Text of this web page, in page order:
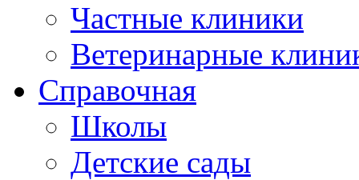
Частные клиники
Ветеринарные
Справочная
Школы
Детские сады